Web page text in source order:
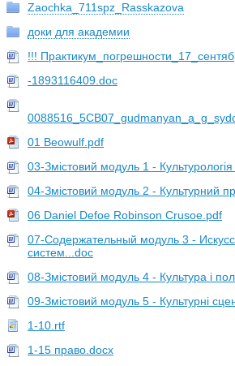
Zaochka_711spz_Rasskazova
доки для академии
!!!
-1893116409.doc
01 Beowulf.pdf
03-Змістовий модуль 1 -
04-Змістовий модуль 2 - Культурний
06 Daniel Defoe Robinson Crusoe.pdf
07-Содержательный модуль 3 -
систем...doc
08-Змістовий модуль 4 - Культура і
09-Змістовий модуль 5 - Культурні
1-10.rtf
1-15 право.docx